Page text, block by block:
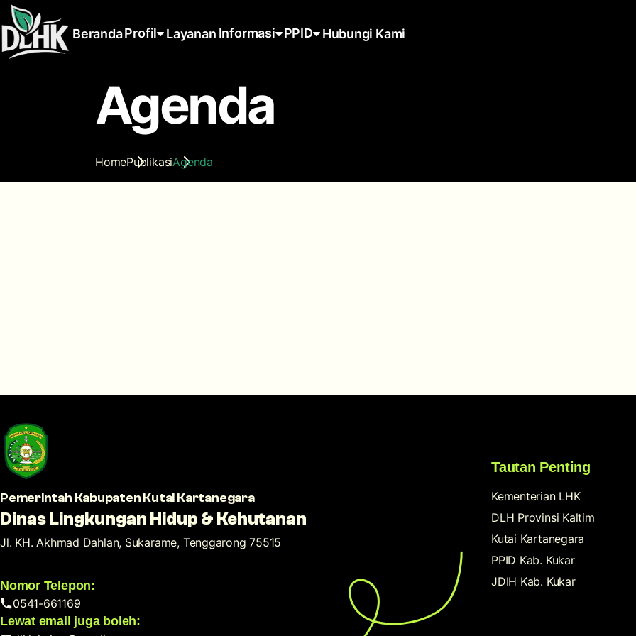
BerandaProfil Layanan Informasi PPID Hubungi Kami
Agenda
HomePublikasiAgenda
Pemerintah Kabupaten Kutai Kartanegara
Dinas Lingkungan Hidup & Kehutanan
Jl. KH. Akhmad Dahlan, Sukarame, Tenggarong 75515
Nomor Telepon:
0541-661169
Lewat email juga boleh:
Tautan Penting
Kementerian LHK
DLH Provinsi Kaltim
Kutai Kartanegara
PPID Kab. Kukar
JDIH Kab. Kukar